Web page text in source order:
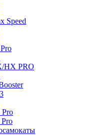
Speed
HX PRO
Pro